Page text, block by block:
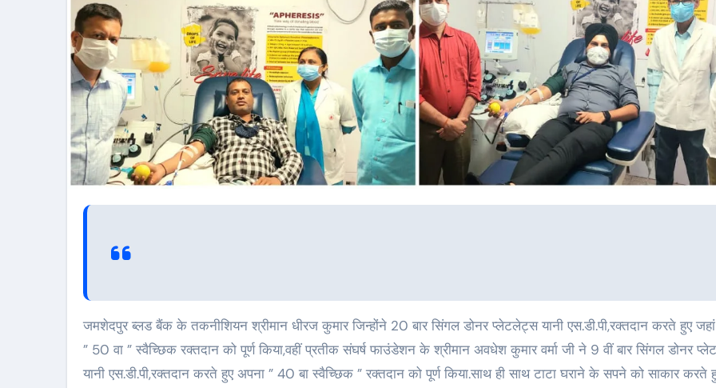
जमशेदपुर ब्लड बैंक के तकनीशियन श्रीमान धीरज कुमार जिन्होंने 20 बार सिंगल डोनर प्लेटलेट्स यानी एस.डी.पी,रक्तदान करते हुए जहां अपना
” 50 वा ” स्वैच्छिक रक्तदान को पूर्ण किया,वहीं प्रतीक संघर्ष फाउंडेशन के श्रीमान अवधेश कुमार वर्मा जी ने 9 वीं बार सिंगल डोनर
यानी एस.डी.पी,रक्तदान करते हुए अपना ” 40 बा स्वैच्छिक ” रक्तदान को पूर्ण किया.साथ ही साथ टाटा घराने के सपने को साकार करते